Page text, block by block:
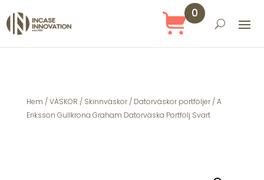
0
Hem /VÄSKOR / Skinnväskor/ Datorväskor portföljer/ A
Eriksson Gullkrona Graham Datorväska Portfölj Svart